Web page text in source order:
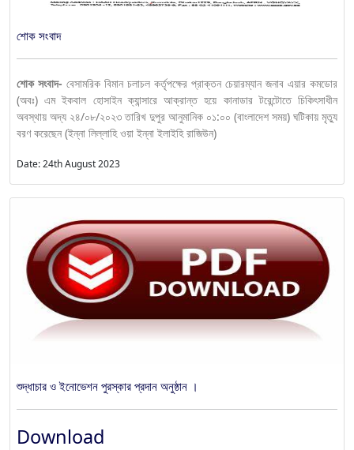
শোক সংবাদ
শোক সংবাদ- বেসামরিক বিমান চলাচল কর্তৃপক্ষের প্রাক্তন চেয়ারম্যান জনাব এয়ার কমডোর
(অবঃ) এম ইকবাল হোসাইন ক্যান্সারে আক্রান্ত হয়ে কানাডার টরেন্টোতে চিকিৎসাধীন
অবস্থায় অদ্য ২৪/০৮/২০২৩ তারিখ দুপুর আনুমানিক ০১:০০ (বাংলাদেশ সময়) ঘটিকায় মৃত্যু
বরণ করেছেন (ইন্না লিল্লাহি ওয়া ইন্না ইলাইহি রাজিউন)
Date: 24th August 2023
শুদ্ধাচার ও ইনোভেশন পুরস্কার প্রদান অনুষ্ঠান ।
Download